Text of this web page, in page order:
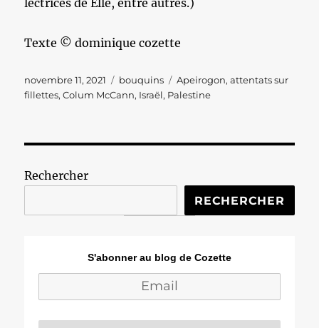
lectrices de Elle, entre autres.)
Texte © dominique cozette
Publié
le
novembre 11, 2021 Catégories
bouquins Étiquettes
Apeirogon,attentats sur
fillettes,Colum McCann, Israël, Palestine
Rechercher
RECHERCHER
S'abonner au blog de Cozette